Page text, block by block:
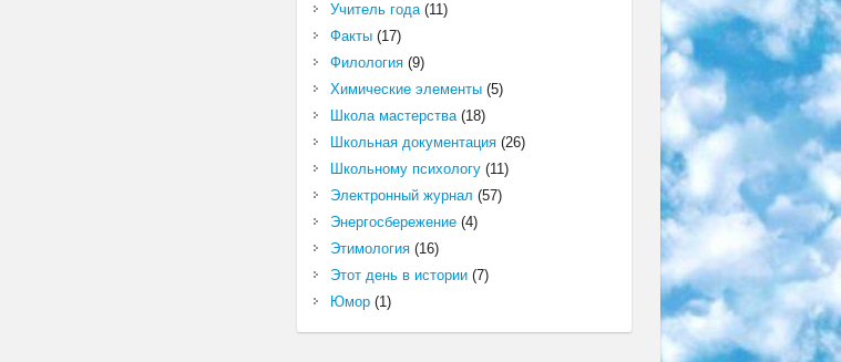
Учитель года(11)
Факты(17)
Филология(9)
Химические элементы(5)
Школа мастерства(18)
Школьная документация(26)
Школьному психологу(11)
Электронный журнал (57)
Энергосбережение(4)
Этимология(16)
Этот день в истории(7)
Юмор(1)